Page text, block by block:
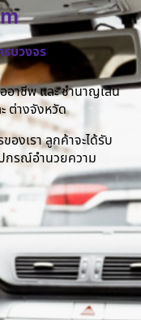
บวงจร
อาชีพ และ ชำนาญเส้น
ต่างจังหวัด
องเรา ลูกค้าจะได้รับ
กรณ์อำนวยความ